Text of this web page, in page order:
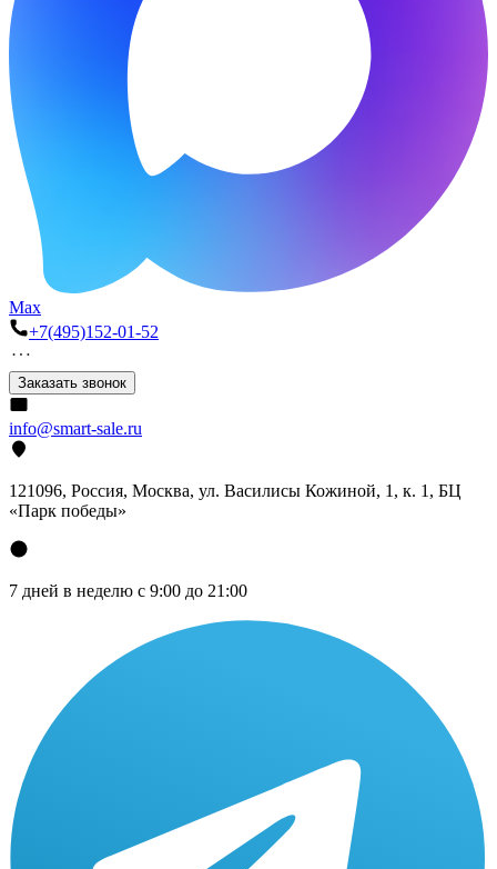
Max
+7(495)152-01-52
Заказать звонок
info@smart-sale.ru
121096, Россия, Москва, ул. Василисы Кожиной, 1, к. 1, БЦ
«Парк победы»
7 дней в неделю с 9:00 до 21:00